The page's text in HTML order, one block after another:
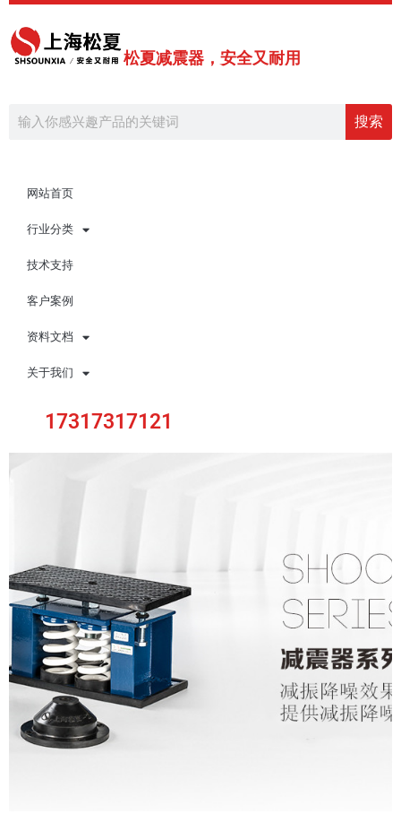
跳
内
松夏减震器，安全又耐用
搜索
网站首页
行业分类
技术支持
客户案例
资料文档
关于我们
17317317121
Post
pagination